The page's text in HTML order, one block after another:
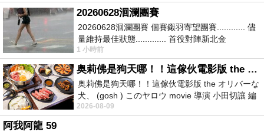
雖然騰龍在設定中是法皇的闇體，本該是陰鷙冷硬的，然而看在我的眼
裡，騰龍完全就是俊俏可愛，特別他與正體法皇還有新加入的少年法
皇，這些互動只是更添他的萌呢！
20260628洄瀾團賽
20260628洄瀾團賽 個賽鎩羽寄望團賽............ 儘
量維持最佳狀態............. 首役對陣新北金
龍............. 跨境群
1 小時前
奥莉佛是狗天哪！！這傢伙電影版 the オリバーな犬、 (gosh ) このヤロウ movie
奥莉佛是狗天哪！！這傢伙電影版 the オリバーな
犬、 (gosh ) このヤロウ movie 導演 小田切讓 編
劇: 小田切讓 主演: 小田切讓
2026-08-09
阿我阿龍 59